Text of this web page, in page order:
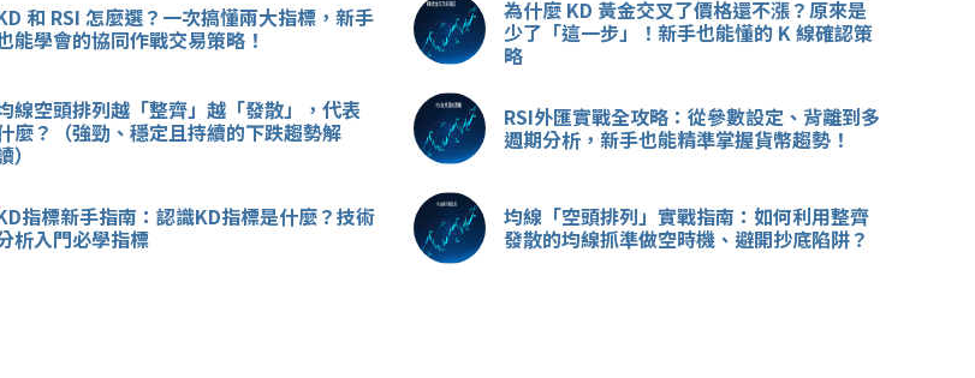
和 RSI 怎麼選？一次搞懂兩大指標，新手
能學會的協同作戰交易策略！
為什麼 KD 黃金交叉了價格還不漲？原來是
少了「這一步」！新手也能懂的 K 線確認策
略
線空頭排列越「整齊」越「發散」，代表
麼？（強勁、穩定且持續的下跌趨勢解
）
RSI外匯實戰全攻略：從參數設定、背離到多
週期分析，新手也能精準掌握貨幣趨勢！
指標新手指南：認識KD指標是什麼？技術
析入門必學指標
均線「空頭排列」實戰指南：如何利用整齊
發散的均線抓準做空時機、避開抄底陷阱？